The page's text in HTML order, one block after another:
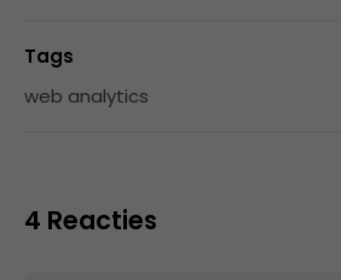
Tags
web analytics
4 Reacties